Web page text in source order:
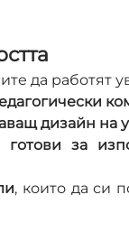
да работят
дизайн на
готови за
, които да си